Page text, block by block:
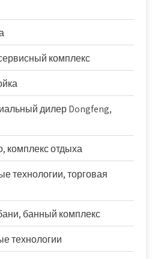
комплекс
дилер Dongfeng,
комплекс отдыха
технологии, торговая
банный комплекс
технологии